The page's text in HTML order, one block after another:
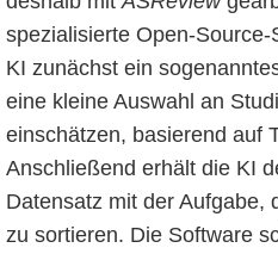
spezialisierte Open-
KI zunächst ein
eine kleine Auswahl an
einschätzen, basierend auf
Anschließend erhält die KI
Datensatz mit der Aufgabe,
zu sortieren. Die Software